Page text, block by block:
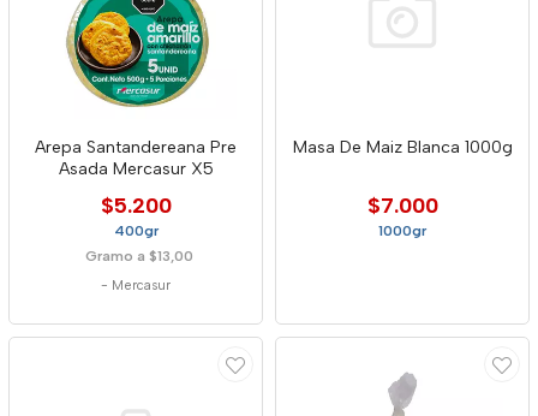
Arepa Santandereana Pre
Asada Mercasur X5
$5.200
400gr
Gramo a $13,00
- Mercasur
Masa De Maiz Blanca 1000g
$7.000
1000gr